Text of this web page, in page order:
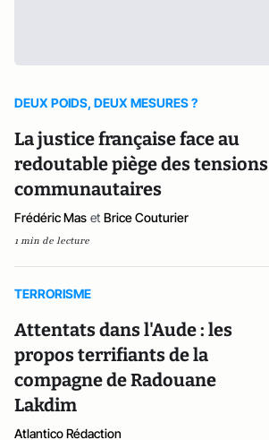
DEUX POIDS, DEUX MESURES ?
La justice française face au
redoutable piège des tensions
communautaires
Frédéric Mas et Brice Couturier
1 min de lecture
TERRORISME
Attentats dans l'Aude : les
propos terrifiants de la
compagne de Radouane
Lakdim
Atlantico Rédaction